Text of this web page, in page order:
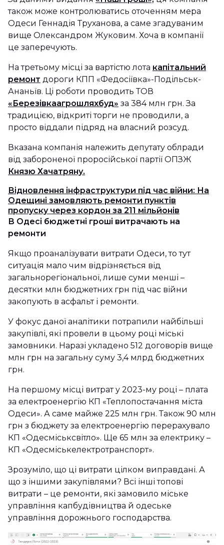
також може контролюватись оточенням мера
Одеси Геннадія Труханова, а саме згадуваним
вище Олександром Жуковим. Хоча в компанії
це заперечують.
На третьому місці за вартістю лота капітальний
ремонт дороги КПП «Федосіївка»-Подільськ-
Ананьїв. Ці роботи проводить ТОВ
«Березівкаагрошляхбуд» за 384 млн грн. За
традицією, відкриті торги не проводили, а
просто віддали підряд на власний розсуд.
Вказана компанія належить депутату облради
від забороненої проросійської партії ОПЗЖ
Князю Хачатряну.
Відновлення інфраструктури під час війни: На
Одещині замовляють ремонти пунктів
пропуску через кордон за 211 мільйонів
В Одесі бюджетні гроші витрачають на
ремонти
Якщо проаналізувати витрати Одеси, то тут
ситуація мало чим відрізняється від
загальнорегіональної, лише суми менші –
десятки млн бюджетних грн під час війни
закопують в асфальт і ремонти.
У фокус даної аналітики потрапили найбільші
закупівлі, які провели в цьому році міські
замовники. Наразі укладено 512 договорів вище
млн грн на загальну суму 3,4 млрд бюджетних
грн.
На першому місці витрат у 2023-му році – плата
за електроенергію КП «Теплопостачання міста
Одеси». А саме майже 225 млн грн. Також 90 млн
грн з бюджету за електроенергію перерахувало
КП «Одесміськсвітло». Ще 65 млн за електрику –
КП «Одесміськелектротранспорт».
Зрозуміло, що ці витрати цілком виправдані. А
що з іншими закупівлями? Всі інші топові
витрати – це ремонти, які замовило міське
управління капбудівництва й одеське
управління дорожнього господарства.